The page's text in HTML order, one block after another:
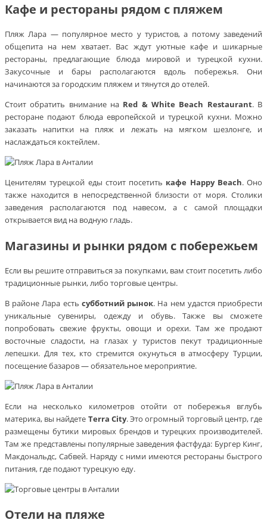
Кафе и рестораны рядом с пляжем
Пляж Лара — популярное место у туристов, а потому заведений
общепита на нем хватает. Вас ждут уютные кафе и шикарные
рестораны, предлагающие блюда мировой и турецкой кухни.
Закусочные и бары располагаются вдоль побережья. Они
начинаются за городским пляжем и тянутся до отелей.
Стоит обратить внимание на Red & White Beach Restaurant. В
ресторане подают блюда европейской и турецкой кухни. Можно
заказать напитки на пляж и лежать на мягком шезлонге, и
наслаждаться коктейлем.
Ценителям турецкой еды стоит посетить кафе Happy Beach. Оно
также находится в непосредственной близости от моря. Столики
заведения располагаются под навесом, а с самой площадки
открывается вид на водную гладь.
Магазины и рынки рядом с побережьем
Если вы решите отправиться за покупками, вам стоит посетить либо
традиционные рынки, либо торговые центры.
В районе Лара есть субботний рынок. На нем удастся приобрести
уникальные сувениры, одежду и обувь. Также вы сможете
попробовать свежие фрукты, овощи и орехи. Там же продают
восточные сладости, на глазах у туристов пекут традиционные
лепешки. Для тех, кто стремится окунуться в атмосферу Турции,
посещение базаров — обязательное мероприятие.
Если на несколько километров отойти от побережья вглубь
материка, вы найдете Terra City. Это огромный торговый центр, где
размещены бутики мировых брендов и турецких производителей.
Там же представлены популярные заведения фастфуда: Бургер Кинг,
Макдональдс, Сабвей. Наряду с ними имеются рестораны быстрого
питания, где подают турецкую еду.
Отели на пляже